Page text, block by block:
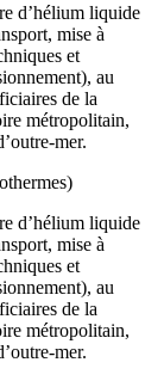
d’hélium liquide
mise à
et
au
de la
métropolitain,
mer.
d’hélium liquide
mise à
et
au
de la
métropolitain,
mer.